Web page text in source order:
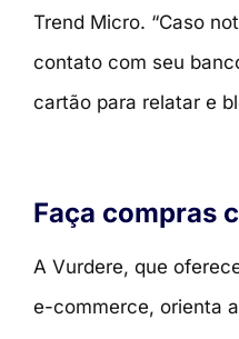
Trend Micro. “Caso
contato com seu
cartão para relatar e
Faça compras
A Vurdere, que
e-commerce, orienta